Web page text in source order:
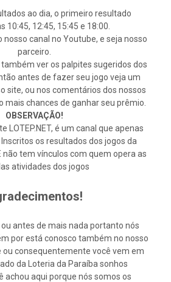
ao dia, o primeiro resultado
10:45, 12:45, 15:45 e 18:00.
nosso canal no Youtube, e seja nosso
parceiro.
também ver os palpites sugeridos dos
antes de fazer seu jogo veja um
site, ou nos comentários dos nossos
mais chances de ganhar seu prêmio.
OBSERVAÇÃO!
LOTEP.NET, é um canal que apenas
os resultados dos jogos da
não tem vínculos com quem opera as
atividades dos jogos
antes de mais nada portanto nós
por está conosco também no nosso
ou consequentemente você vem em
da Loteria da Paraíba sonhos
achou aqui porque nós somos os